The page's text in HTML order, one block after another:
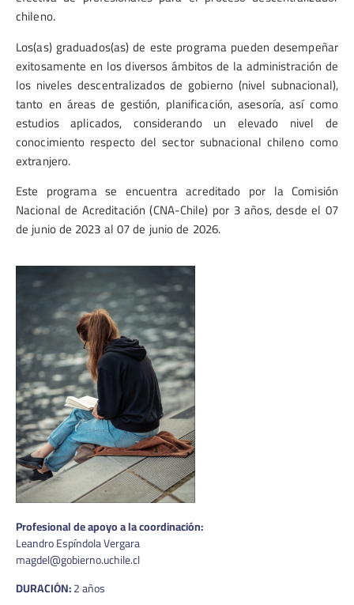
chileno.
Los(as) graduados(as) de este programa pueden desempeñar
exitosamente en los diversos ámbitos de la administración de
los niveles descentralizados de gobierno (nivel subnacional),
tanto en áreas de gestión, planificación, asesoría, así como
estudios aplicados, considerando un elevado nivel de
conocimiento respecto del sector subnacional chileno como
extranjero.
Este programa se encuentra acreditado por la Comisión
Nacional de Acreditación (CNA-Chile) por 3 años, desde el 07
de junio de 2023 al 07 de junio de 2026.
Profesional de apoyo a la coordinación:
Leandro Espíndola Vergara
magdel@gobierno.uchile.cl
DURACIÓN:2 años